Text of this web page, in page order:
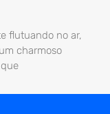
flutuando no ar,
charmoso